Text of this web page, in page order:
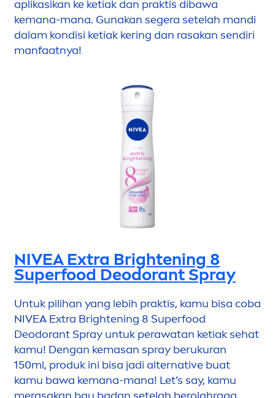
aplikasikan ke ketiak dan praktis dibawa
kemana-mana. Gunakan segera setelah mandi
dalam kondisi ketiak kering dan rasakan sendiri
manfaatnya!
NIVEAExtra Brightening 8
Superfood Deodorant Spray
Untuk pilihan yang lebih praktis, kamu bisa coba
NIVEA Extra Brightening 8 Superfood
Deodorant Spray untuk perawatan ketiak sehat
kamu! Dengan kemasan spray berukuran
150ml, produk ini bisa jadi alternative buat
kamu bawa kemana-mana! Let’s say, kamu